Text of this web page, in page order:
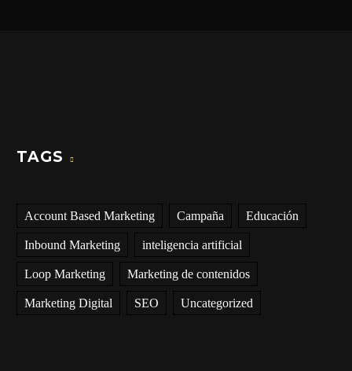
TAGS
Account Based Marketing Campaña Educación
Inbound Marketing inteligencia artificial
Loop Marketing Marketing de contenidos
Marketing Digital SEO Uncategorized